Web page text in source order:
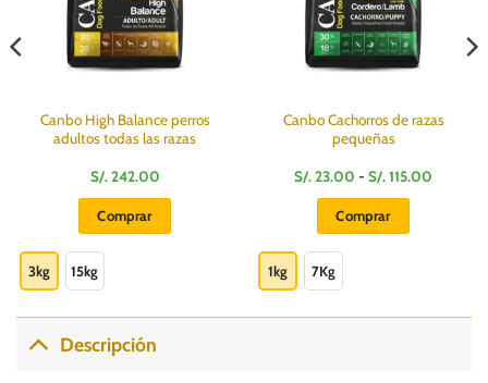
Canbo High Balance perros
adultos todas las razas
S/.242.00
Comprar
múltiples
variantes.
Las
3kg 15kg
Canbo Cachorros de razas
pequeñas
S/.23.00 - S/.115.00
Comprar
múltiples
1kg 7Kg
Descripción